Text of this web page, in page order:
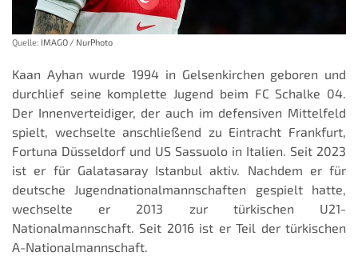
Quelle: IMAGO / NurPhoto
Kaan Ayhan wurde 1994 in Gelsenkirchen geboren und
durchlief seine komplette Jugend beim FC Schalke 04.
Der Innenverteidiger, der auch im defensiven Mittelfeld
spielt, wechselte anschließend zu Eintracht Frankfurt,
Fortuna Düsseldorf und US Sassuolo in Italien. Seit 2023
ist er für Galatasaray Istanbul aktiv. Nachdem er für
deutsche Jugendnationalmannschaften gespielt hatte,
wechselte er 2013 zur türkischen U21-
Nationalmannschaft. Seit 2016 ist er Teil der türkischen
A-Nationalmannschaft.